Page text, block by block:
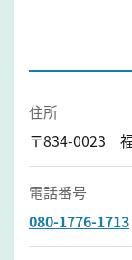
住所
〒834-0023
電話番号
080-1776-1713